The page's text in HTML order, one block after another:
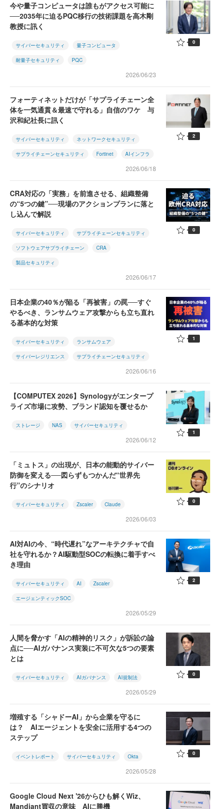
今や量子コンピュータは誰もがアクセス可能に
──2035年に迫るPQC移行の技術課題を高木剛
教授に訊く
サイバーセキュリティ 量子コンピュータ
耐量子セキュリティ PQC
2026/06/23
0
フォーティネットだけが「サプライチェーン全
体を一気通貫＆最速で守れる」自信のワケ 与
沢和紀社長に訊く
サイバーセキュリティ ネットワークセキュリティ
サプライチェーンセキュリティ Fortinet AIインフラ
2026/06/18
2
CRA対応の「実務」を前進させる、組織整備
の“5つの鍵”──現場のアクションプランに落と
し込んで解説
サイバーセキュリティ サプライチェーンセキュリティ
ソフトウェアサプライチェーン CRA
製品セキュリティ
2026/06/17
0
日本企業の40％が陥る「再被害」の罠──すぐ
やるべき、ランサムウェア攻撃からも立ち直れ
る基本的な対策
サイバーセキュリティ ランサムウェア
サイバーレジリエンス サプライチェーンセキュリティ
2026/06/16
1
【COMPUTEX 2026】Synologyがエンタープ
ライズ市場に攻勢、ブランド認知を覆せるか
ストレージ NAS サイバーセキュリティ
2026/06/12
1
「ミュトス」の出現が、日本の能動的サイバー
防御を変える──図らずもつかんだ“世界先
行”のシナリオ
サイバーセキュリティ Zscaler Claude
2026/06/03
0
AI対AIの今、“時代遅れ”なアーキテクチャで自
社を守れるか？AI駆動型SOCの転換に着手すべ
き理由
サイバーセキュリティ AI Zscaler
エージェンティックSOC
2026/05/29
2
人間を脅かす「AIの精神的リスク」が訴訟の論
点に──AIガバナンス実装に不可欠な5つの要素
とは
サイバーセキュリティ AIガバナンス AI規制法
2026/05/29
0
増殖する「シャドーAI」から企業を守るに
は？ AIエージェントを安全に活用する4つの
ステップ
イベントレポート サイバーセキュリティ Okta
2026/05/28
0
Google Cloud Next '26からひも解くWiz、
Mandiant買収の意味 AIに勝機